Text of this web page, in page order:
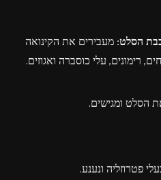
הסלט:מעבירים את הקינואה
רימונים, עלי כוסברה ואגוזים.
הסלט ומגישים.
פטרוזליה ונענע.